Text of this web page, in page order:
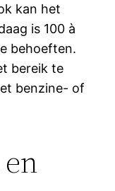
kan het
is 100 à
behoeften.
bereik te
benzine- of